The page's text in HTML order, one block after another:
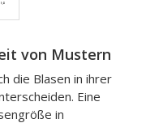
von Mustern
die Blasen in ihrer
Eine
in